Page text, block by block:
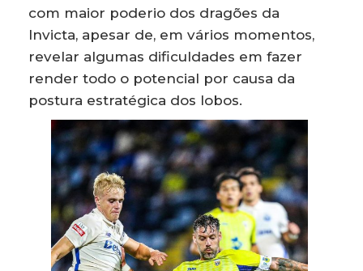
com maior poderio dos dragões da
Invicta, apesar de, em vários momentos,
revelar algumas dificuldades em fazer
render todo o potencial por causa da
postura estratégica dos lobos.